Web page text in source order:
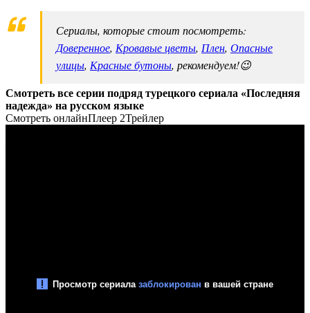
Сериалы, которые стоит посмотреть:
Доверенное, Кровавые цветы, Плен, Опасные
улицы, Красные бутоны, рекомендуем!😉
Смотреть все серии подряд турецкого сериала «Последняя
надежда» на русском языке
Смотреть онлайнПлеер 2Трейлер